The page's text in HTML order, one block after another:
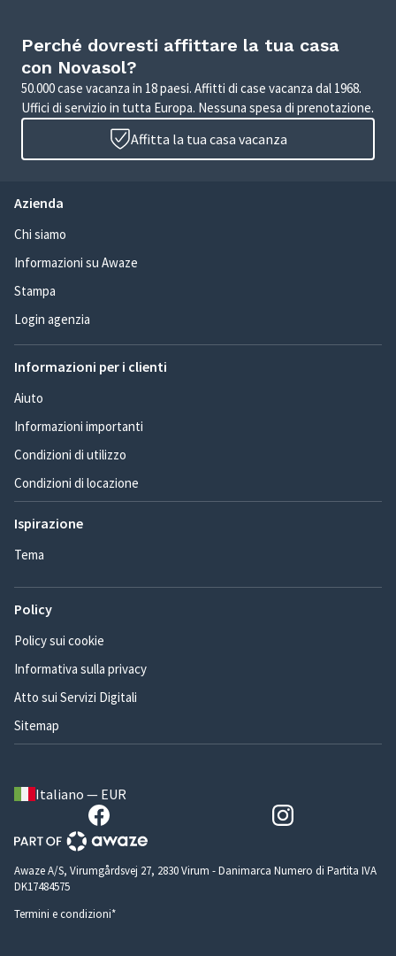
Perché dovresti affittare la tua casa
con Novasol?
50.000 case vacanza in 18 paesi. Affitti di case vacanza dal 1968.
Uffici di servizio in tutta Europa. Nessuna spesa di prenotazione.
Affitta la tua casa vacanza
Azienda
Chi siamo
Informazioni su Awaze
Stampa
Login agenzia
Informazioni per i clienti
Aiuto
Informazioni importanti
Condizioni di utilizzo
Condizioni di locazione
Ispirazione
Tema
Policy
Policy sui cookie
Informativa sulla privacy
Atto sui Servizi Digitali
Sitemap
Italiano — EUR
Awaze A/S, Virumgårdsvej 27, 2830 Virum - Danimarca Numero di Partita IVA
DK17484575
Termini e condizioni*